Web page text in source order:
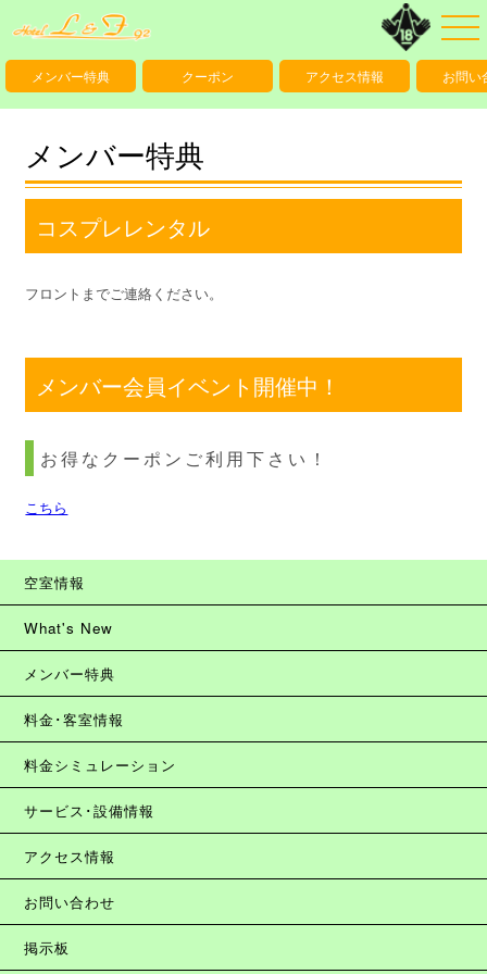
メンバー特典 クーポン アクセス情報 お問い
メンバー特典
コスプレレンタル
フロントまでご連絡ください。
メンバー会員イベント開催中！
お得なクーポンご利用下さい！
こちら
空室情報
What's New
メンバー特典
料金･客室情報
料金シミュレーション
サービス･設備情報
アクセス情報
お問い合わせ
掲示板